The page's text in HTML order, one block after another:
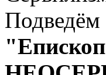
Подведём